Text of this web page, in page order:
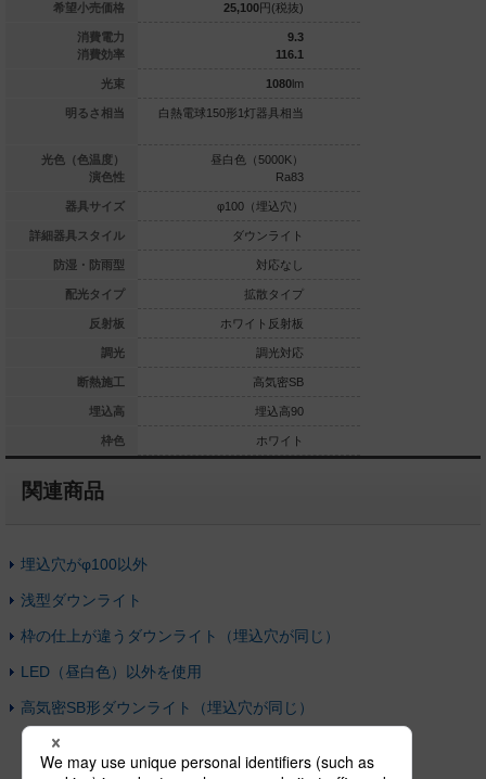
希望小売価格
消費電力
消費効率
光束
明るさ相当
光色（色温度）
演色性
器具サイズ
詳細器具スタイル
防湿・防雨型
配光タイプ
反射板
調光
断熱施工
埋込高
枠色
円(税抜)
4.5
107.7
球60形1灯器
色（3500K）
（埋込穴）
ダウンライト
対応なし
集光タイプ
高気密SB
25,100円(税抜)
9.3
116.1
1080lm
白熱電球150形1灯器具相当
昼白色（5000K）
Ra83
φ100（埋込穴）
ダウンライト
対応なし
拡散タイプ
ホワイト反射板
調光対応
高気密SB
埋込高90
ホワイト
関連商品
埋込穴がφ100以外
浅型ダウンライト
枠の仕上が違うダウンライト（埋込穴が同じ）
LED（昼白色）以外を使用
高気密SB形ダウンライト（埋込穴が同じ）